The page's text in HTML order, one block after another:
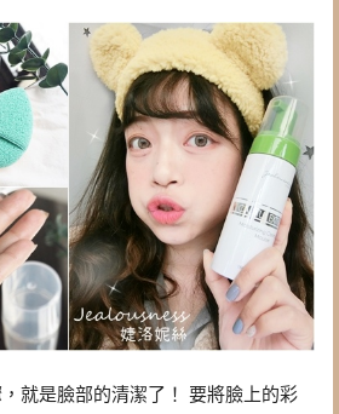
就是臉部的清潔了！ 要將臉上的彩